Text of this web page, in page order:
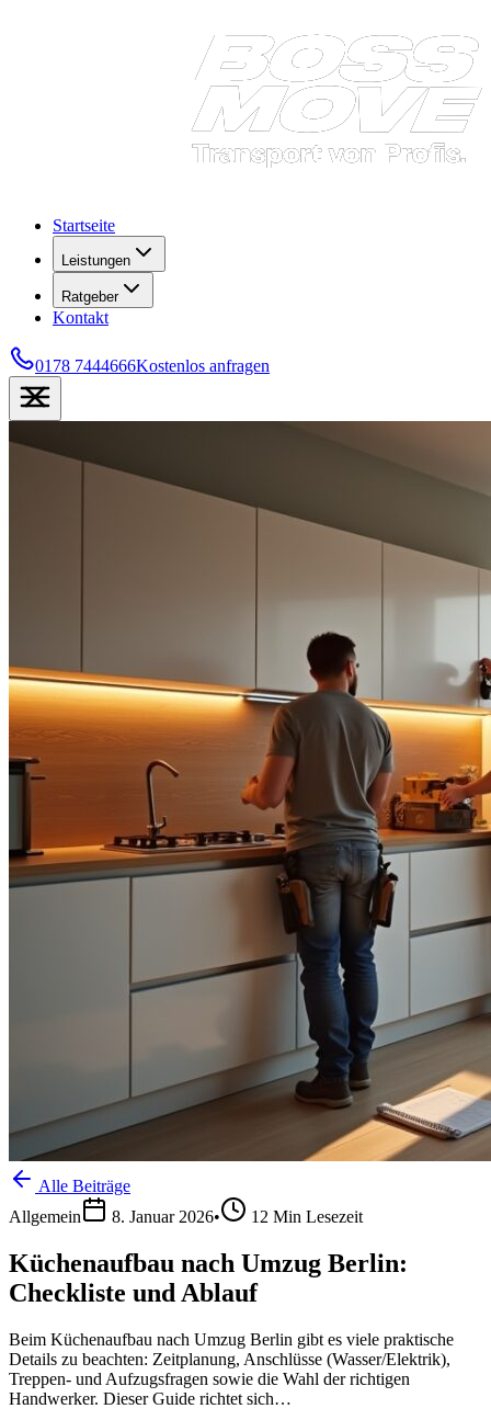
Startseite
Leistungen
Ratgeber
Kontakt
0178 7444666Kostenlos anfragen
Alle Beiträge
Allgemein
8. Januar 2026• 12 Min Lesezeit
Küchenaufbau nach Umzug Berlin:
Checkliste und Ablauf
Beim Küchenaufbau nach Umzug Berlin gibt es viele praktische
Details zu beachten: Zeitplanung, Anschlüsse (Wasser/Elektrik),
Treppen- und Aufzugsfragen sowie die Wahl der richtigen
Handwerker. Dieser Guide richtet sich…